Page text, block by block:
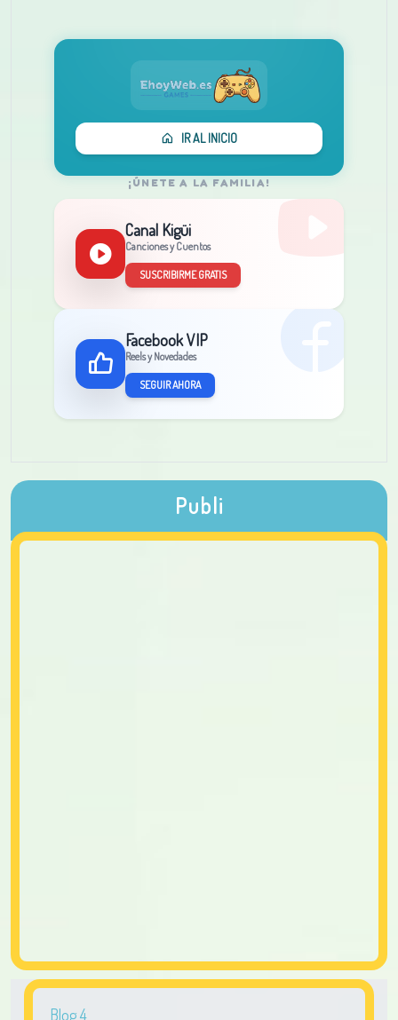
IR AL INICIO
¡ÚNETE A LA FAMILIA!
Canal Kigüi
Canciones y Cuentos
SUSCRIBIRME GRATIS
Facebook VIP
Reels y Novedades
SEGUIR AHORA
Publi
Blog 4